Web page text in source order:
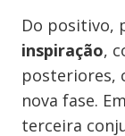
Do positivo,
inspiração,
posteriores,
nova fase.
terceira